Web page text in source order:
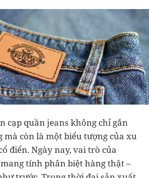
cạp quần jeans không chỉ gắn
mà còn là một biểu tượng của xu
điển. Ngày nay, vai trò của
tính phân biệt hàng thật –